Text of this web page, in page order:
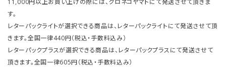
す。
レターパックライトが選択できる商品は、レターパックライトにて発送させて頂
きます。全国一律440円（税込・手数料込み）
レターパックプラスが選択できる商品は、レターパックプラスにて発送させて
頂きます。全国一律605円（税込・手数料込み）